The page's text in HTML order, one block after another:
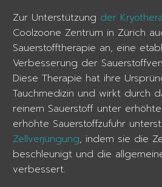
Zur Unterstützung der
Coolzoone Zentrum in Zürich
Sauerstofftherapie an, eine
Verbesserung der
Diese Therapie hat ihre
Tauchmedizin und wirkt durch
reinem Sauerstoff unter
erhöhte Sauerstoffzufuhr
Zellverjüngung, indem sie die
beschleunigt und die
verbessert.